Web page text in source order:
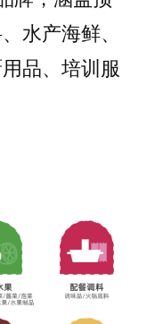
水产海鲜、
品、培训服